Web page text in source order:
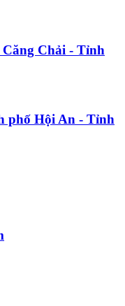
Chải - Tỉnh
phố Hội An - Tỉnh